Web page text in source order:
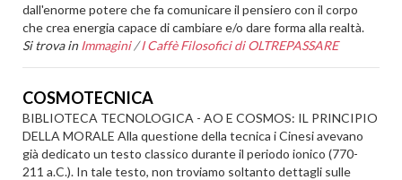
dall'enorme potere che fa comunicare il pensiero con il corpo
che crea energia capace di cambiare e/o dare forma alla realtà.
Si trova in Immagini /I Caffè Filosofici di OLTREPASSARE
COSMOTECNICA
BIBLIOTECA TECNOLOGICA - AO E COSMOS: IL PRINCIPIO
DELLA MORALE Alla questione della tecnica i Cinesi avevano
già dedicato un testo classico durante il periodo ionico (770-
211 a.C.). In tale testo, non troviamo soltanto dettagli sulle